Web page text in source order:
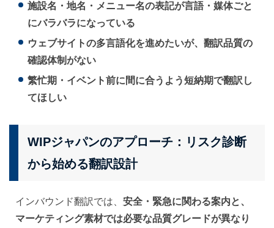
施設名・地名・メニュー名の表記が言語・媒体ごと
にバラバラになっている
ウェブサイトの多言語化を進めたいが、翻訳品質の
確認体制がない
繁忙期・イベント前に間に合うよう短納期で翻訳し
てほしい
WIPジャパンのアプローチ：リスク診断
から始める翻訳設計
インバウンド翻訳では、 安全・緊急に関わる案内と、
マーケティング素材では必要な品質グレードが異なり